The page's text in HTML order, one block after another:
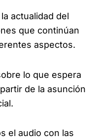
actualidad del
que continúan
aspectos.
lo que espera
de la asunción
el audio con las